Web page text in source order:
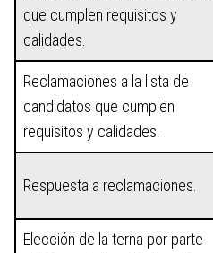
que cumplen requisitos y
calidades.
Reclamaciones a la lista de
candidatos que cumplen
requisitos y calidades.
Respuesta a reclamaciones.
Elección de la terna por parte